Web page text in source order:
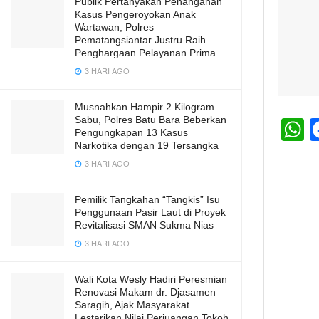
Kasus Pengeroyokan Anak
Wartawan, Polres
Pematangsiantar Justru Raih
Penghargaan Pelayanan Prima
3 HARI AGO
Musnahkan Hampir 2 Kilogram
Sabu, Polres Batu Bara Beberkan
Pengungkapan 13 Kasus
Narkotika dengan 19 Tersangka
3 HARI AGO
Pemilik Tangkahan “Tangkis” Isu
Penggunaan Pasir Laut di Proyek
Revitalisasi SMAN Sukma Nias
3 HARI AGO
Wali Kota Wesly Hadiri Peresmian
Renovasi Makam dr. Djasamen
Saragih, Ajak Masyarakat
h